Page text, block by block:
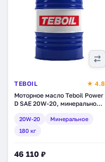
TEBOIL
★ 4.8
Моторное масло Teboil Power
D SAE 20W-20, минеральное,
20W-20
Минеральное
180 кг
46 110 ₽